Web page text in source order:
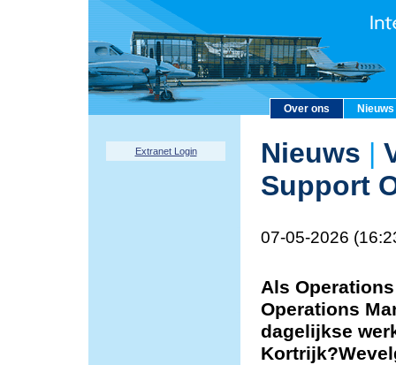
Over ons Nieuws
Extranet Login Nieuws |
Support
07-05-2026
Als
Operations
dagelijkse